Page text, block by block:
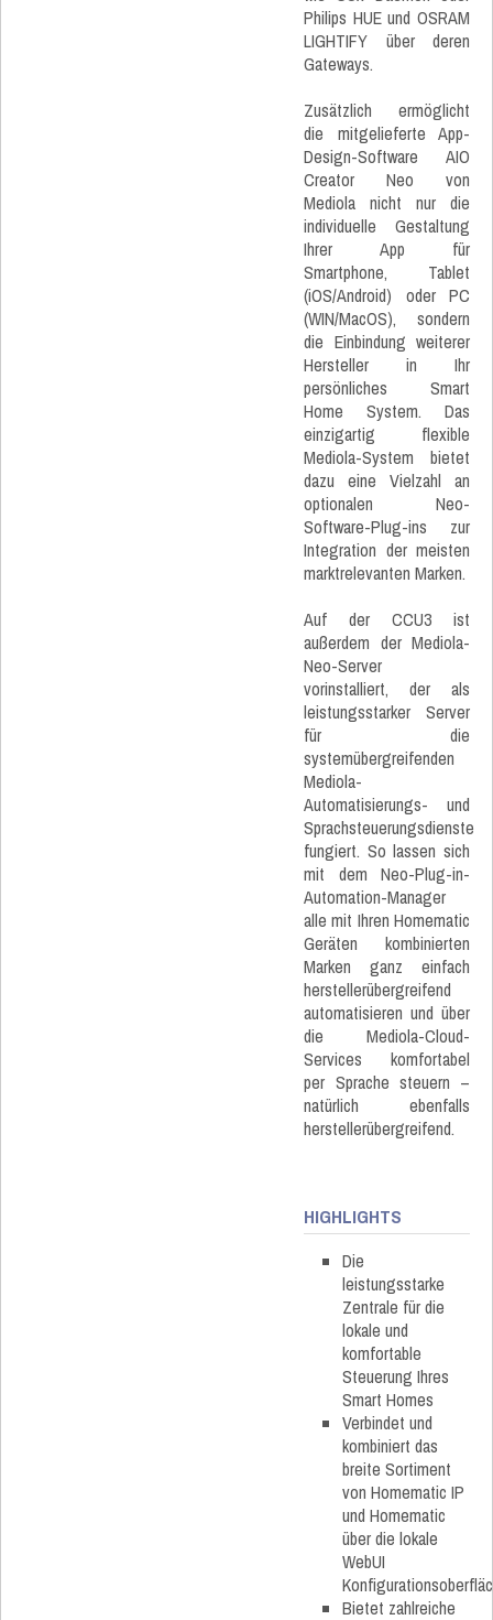
Philips HUE und OSRAM
LIGHTIFY über deren
Gateways.
Zusätzlich ermöglicht
die mitgelieferte App-
Design-Software AIO
Creator Neo von
Mediola nicht nur die
individuelle Gestaltung
Ihrer App für
Smartphone, Tablet
(iOS/Android) oder PC
(WIN/MacOS), sondern
die Einbindung weiterer
Hersteller in Ihr
persönliches Smart
Home System. Das
einzigartig flexible
Mediola-System bietet
dazu eine Vielzahl an
optionalen Neo-
Software-Plug-ins zur
Integration der meisten
marktrelevanten Marken.
Auf der CCU3 ist
außerdem der Mediola-
Neo-Server
vorinstalliert, der als
leistungsstarker Server
für die
systemübergreifenden
Mediola-
Automatisierungs- und
Sprachsteuerungsdienste
fungiert. So lassen sich
mit dem Neo-Plug-in-
Automation-Manager
alle mit Ihren Homematic
Geräten kombinierten
Marken ganz einfach
herstellerübergreifend
automatisieren und über
die Mediola-Cloud-
Services komfortabel
per Sprache steuern –
natürlich ebenfalls
herstellerübergreifend.
HIGHLIGHTS
Die
leistungsstarke
Zentrale für die
lokale und
komfortable
Steuerung Ihres
Smart Homes
Verbindet und
kombiniert das
breite Sortiment
von Homematic IP
und Homematic
über die lokale
WebUI
Bietet zahlreiche